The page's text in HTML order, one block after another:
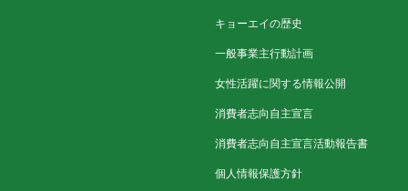
キョーエイの歴史
一般事業主行動計画
女性活躍に関する情報公開
消費者志向自主宣言
消費者志向自主宣言活動報告書
個人情報保護方針